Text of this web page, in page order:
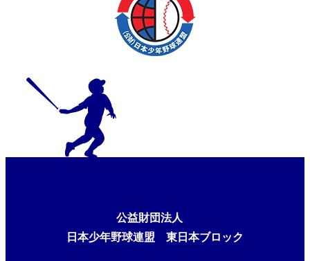
公益財団法人
日本少年野球連盟 東日本ブロック